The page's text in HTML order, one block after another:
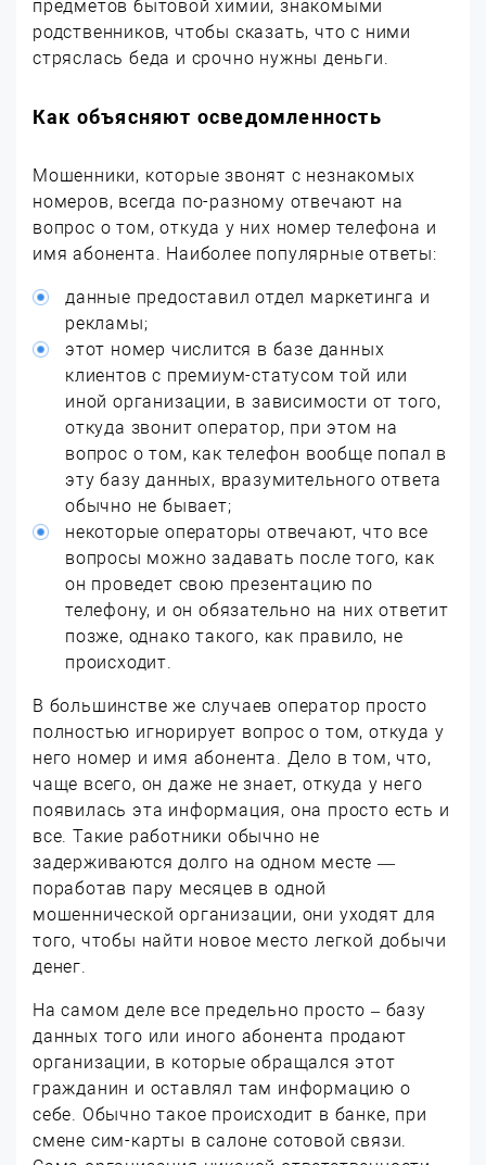
предметов бытовой химии, знакомыми
родственников, чтобы сказать, что с ними
стряслась беда и срочно нужны деньги.
Как объясняют осведомленность
Мошенники, которые звонят с незнакомых
номеров, всегда по-разному отвечают на
вопрос о том, откуда у них номер телефона и
имя абонента. Наиболее популярные ответы:
данные предоставил отдел маркетинга и
рекламы;
этот номер числится в базе данных
клиентов с премиум-статусом той или
иной организации, в зависимости от того,
откуда звонит оператор, при этом на
вопрос о том, как телефон вообще попал в
эту базу данных, вразумительного ответа
обычно не бывает;
некоторые операторы отвечают, что все
вопросы можно задавать после того, как
он проведет свою презентацию по
телефону, и он обязательно на них ответит
позже, однако такого, как правило, не
происходит.
В большинстве же случаев оператор просто
полностью игнорирует вопрос о том, откуда у
него номер и имя абонента. Дело в том, что,
чаще всего, он даже не знает, откуда у него
появилась эта информация, она просто есть и
все. Такие работники обычно не
задерживаются долго на одном месте —
поработав пару месяцев в одной
мошеннической организации, они уходят для
того, чтобы найти новое место легкой добычи
денег.
На самом деле все предельно просто – базу
данных того или иного абонента продают
организации, в которые обращался этот
гражданин и оставлял там информацию о
себе. Обычно такое происходит в банке, при
смене сим-карты в салоне сотовой связи.